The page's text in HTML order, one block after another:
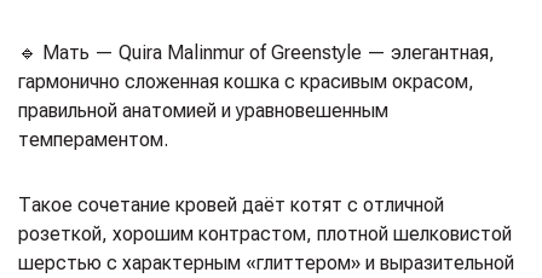
🔹 Мать — Quira Malinmur of Greenstyle — элегантная,
гармонично сложенная кошка с красивым окрасом,
правильной анатомией и уравновешенным
темпераментом.
Такое сочетание кровей даёт котят с отличной
розеткой, хорошим контрастом, плотной шелковистой
шерстью с характерным «глиттером» и выразительной